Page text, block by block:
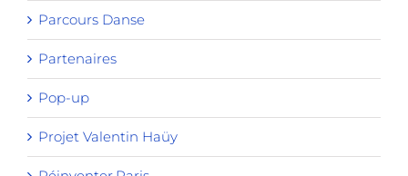
Parcours Danse
Partenaires
Pop-up
Projet Valentin Haüy